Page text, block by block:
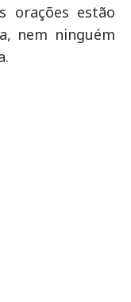
orações estão
nem ninguém